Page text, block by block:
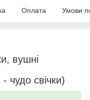
Оплата Умови
вушні
чудо свічки)